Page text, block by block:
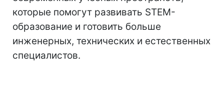
которые помогут развивать STEM-
образование и готовить больше
инженерных, технических и естественных
специалистов.